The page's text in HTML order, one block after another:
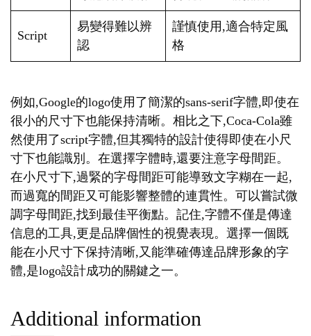
Script
易變得難以辨
認
謹慎使用,適合特定風
格
例如,Google的logo使用了簡潔的sans-serif字體,即使在
很小的尺寸下也能保持清晰。相比之下,Coca-Cola雖
然使用了script字體,但其獨特的設計使得即使在小尺
寸下也能識別。在選擇字體時,還要注意字母間距。
在小尺寸下,過緊的字母間距可能導致文字糊在一起,
而過寬的間距又可能影響整體的連貫性。可以嘗試微
調字母間距,找到最佳平衡點。記住,字體不僅是傳達
信息的工具,更是品牌個性的視覺表現。選擇一個既
能在小尺寸下保持清晰,又能準確傳達品牌形象的字
體,是logo設計成功的關鍵之一。
Additional information